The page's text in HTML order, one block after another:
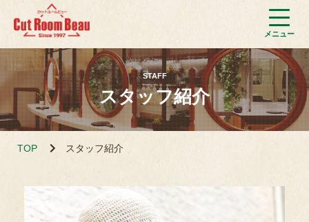
STAFF
スタッフ紹介
TOP スタッフ紹介